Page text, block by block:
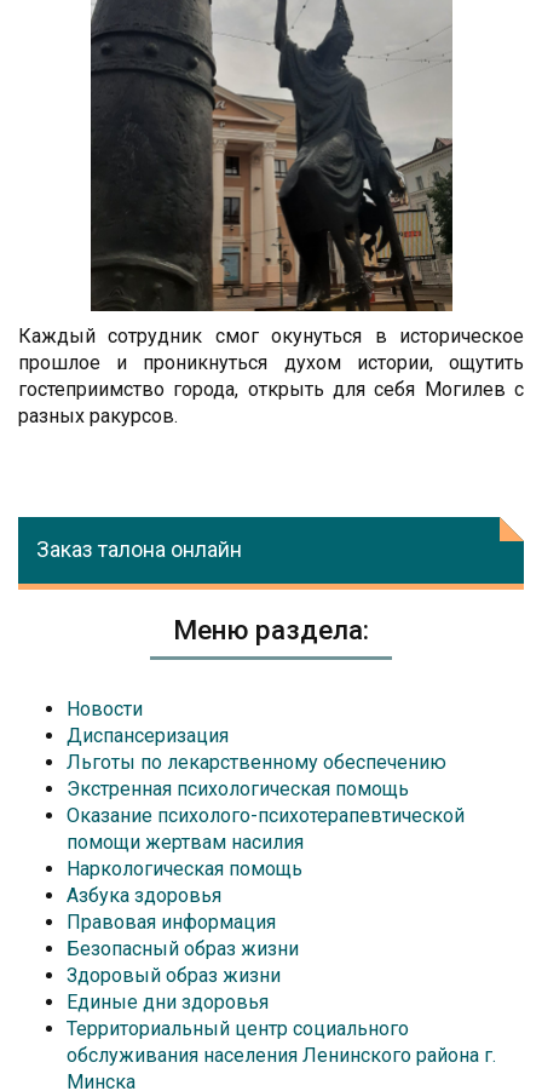
Каждый сотрудник смог окунуться в историческое
прошлое и проникнуться духом истории, ощутить
гостеприимство города, открыть для себя Могилев с
разных ракурсов.
Заказ талона онлайн
Меню раздела:
Новости
Диспансеризация
Льготы по лекарственному обеспечению
Экстренная психологическая помощь
Оказание психолого-психотерапевтической
помощи жертвам насилия
Наркологическая помощь
Азбука здоровья
Правовая информация
Безопасный образ жизни
Здоровый образ жизни
Единые дни здоровья
Территориальный центр социального
обслуживания населения Ленинского района г.
Минска